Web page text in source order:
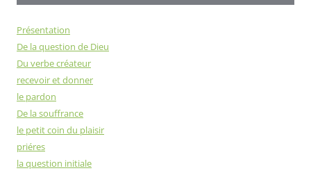
Présentation
De la question de Dieu
Du verbe créateur
recevoir et donner
le pardon
De la souffrance
le petit coin du plaisir
priéres
la question initiale